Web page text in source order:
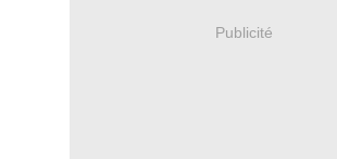
Publicité